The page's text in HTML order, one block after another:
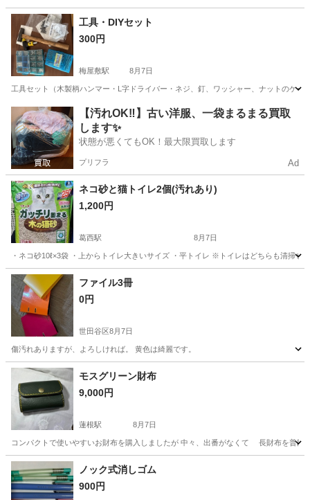
東京 新宿区 東新宿駅 その他
工具・DIYセット
300円
梅屋敷駅 8月7日
工具セット（木製柄ハンマー・L字ドライバー・ネジ、釘、ワッシャー、ナットのケ
東京 大田区 梅屋敷駅 その他 工具
【汚れOK‼️】古い洋服、一袋まるまる買取
します✨
状態が悪くてもOK！最大限買取します
プリフラ Ad
ネコ砂と猫トイレ2個(汚れあり)
1,200円
葛西駅 8月7日
・ネコ砂10ℓ×3袋 ・上からトイレ大きいサイズ ・平トイレ ※トイレはどちらも清掃
東京 江戸川区 葛西駅
ファイル3冊
0円
世田谷区8月7日
傷汚れありますが、よろしければ。 黄色は綺麗です。
東京 世田谷区 その他 黄色
モスグリーン財布
9,000円
蓮根駅 8月7日
コンパクトで使いやすいお財布を購入しましたが 中々、出番がなくて 長財布を普段
東京 板橋区 蓮根駅 その他
ノック式消しゴム
900円